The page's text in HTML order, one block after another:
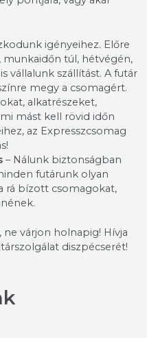
igényeihez. Előre
túl, hétvégén,
vállalunk szállítást. A futár
megy a csomagért.
alkatrészeket,
mást kell rövid időn
az Expresszcsomag
– Nálunk biztonságban
futárunk olyan
rá bízott csomagokat,
ne várjon holnapig! Hívja
diszpécserét!